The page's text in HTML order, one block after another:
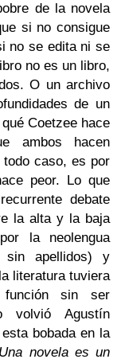
de la novela
si no consigue
no se edita ni se
no es un libro,
O un archivo
de un
Coetzee hace
ambos hacen
caso, es por
peor. Lo que
debate
la alta y la baja
la neolengua
sin apellidos) y
literatura tuviera
función sin ser
volvió Agustín
bobada en la
Una novela es un